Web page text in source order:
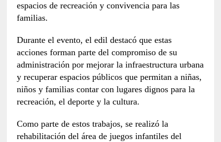
espacios de recreación y convivencia para las
familias.
Durante el evento, el edil destacó que estas
acciones forman parte del compromiso de su
administración por mejorar la infraestructura urbana
y recuperar espacios públicos que permitan a niñas,
niños y familias contar con lugares dignos para la
recreación, el deporte y la cultura.
Como parte de estos trabajos, se realizó la
rehabilitación del área de juegos infantiles del